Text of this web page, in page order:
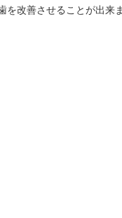
を改善させることが出来